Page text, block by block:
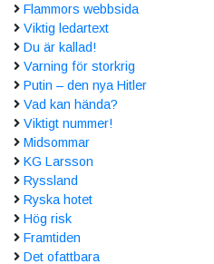
Flammors webbsida
Viktig ledartext
Du är kallad!
Varning för storkrig
Putin – den nya Hitler
Vad kan hända?
Viktigt nummer!
Midsommar
KG Larsson
Ryssland
Ryska hotet
Hög risk
Framtiden
Det ofattbara